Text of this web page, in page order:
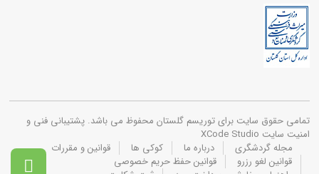

تمامی حقوق سایت برای توریسم گلستان محفوظ می باشد. پشتیبانی فنی و
امنیت سایت XCode Studio
مجله گردشگری
درباره ما کوکی ها
قوانین و مقررات
قوانین لغو رزرو
قوانین حفظ حریم خصوصی